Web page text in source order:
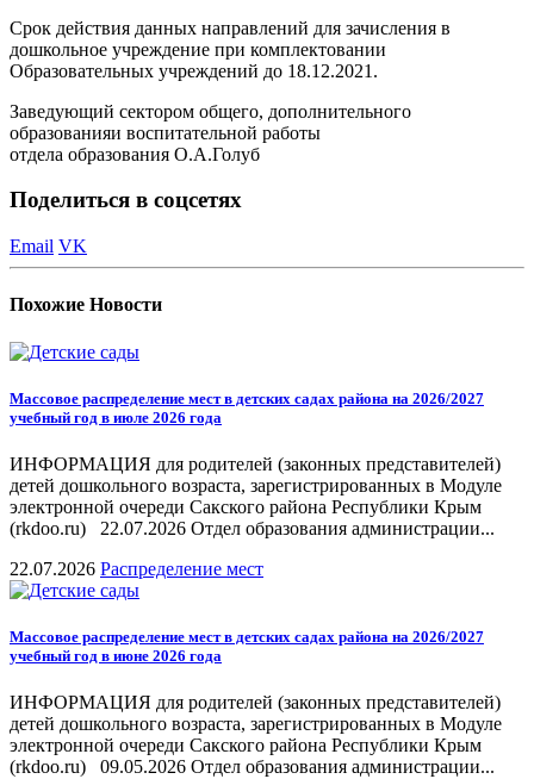
Срок действия данных направлений для зачисления в
дошкольное учреждение при комплектовании
Образовательных учреждений до 18.12.2021.
Заведующий сектором общего, дополнительного
образованияи воспитательной работы
отдела образования О.А.Голуб
Поделиться в соцсетях
Email VK
Похожие Новости
Массовое распределение мест в детских садах района на 2026/2027
учебный год в июле 2026 года
ИНФОРМАЦИЯ для родителей (законных представителей)
детей дошкольного возраста, зарегистрированных в Модуле
электронной очереди Сакского района Республики Крым
(rkdoo.ru) 22.07.2026 Отдел образования администрации...
22.07.2026 Распределение мест
Массовое распределение мест в детских садах района на 2026/2027
учебный год в июне 2026 года
ИНФОРМАЦИЯ для родителей (законных представителей)
детей дошкольного возраста, зарегистрированных в Модуле
электронной очереди Сакского района Республики Крым
(rkdoo.ru) 09.05.2026 Отдел образования администрации...